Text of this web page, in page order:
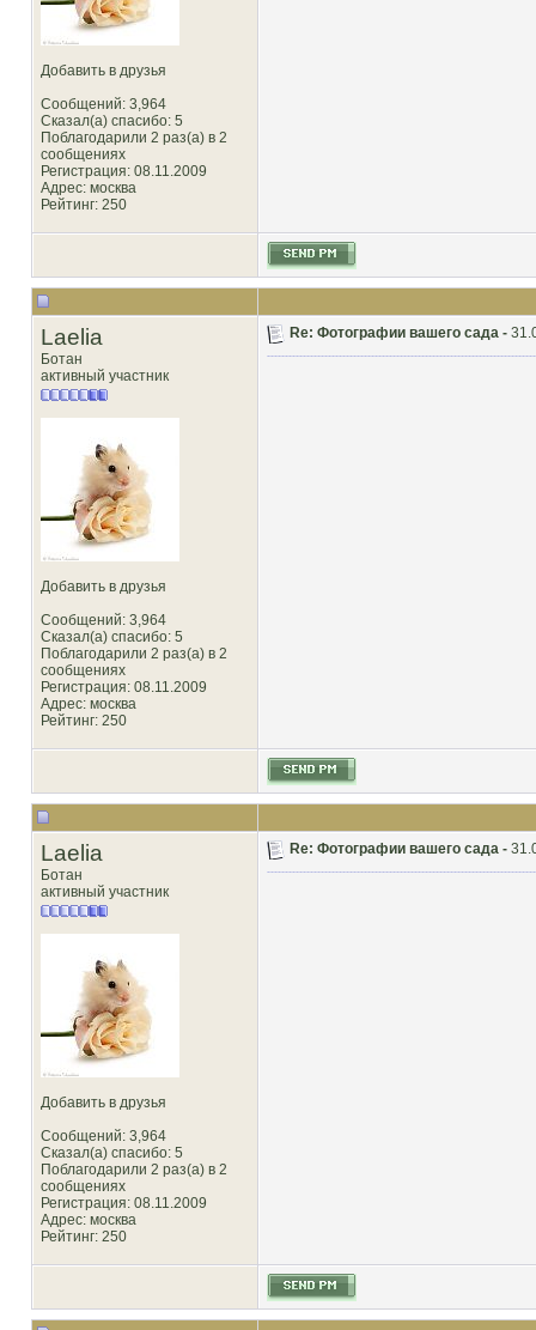
Добавить в друзья
Сообщений: 3,964
Сказал(а) спасибо: 5
Поблагодарили 2 раз(а) в 2
сообщениях
Регистрация: 08.11.2009
Адрес: москва
Рейтинг: 250
Laelia
Ботан
активный участник
Добавить в друзья
Сообщений: 3,964
Сказал(а) спасибо: 5
Поблагодарили 2 раз(а) в 2
сообщениях
Регистрация: 08.11.2009
Адрес: москва
Рейтинг: 250
Re: Фотографии вашего сада -
Laelia
Ботан
активный участник
Добавить в друзья
Сообщений: 3,964
Сказал(а) спасибо: 5
Поблагодарили 2 раз(а) в 2
сообщениях
Регистрация: 08.11.2009
Адрес: москва
Рейтинг: 250
Re: Фотографии вашего сада -